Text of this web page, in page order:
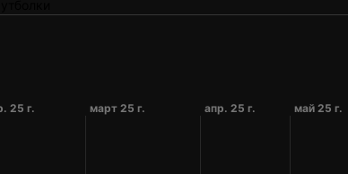
25 г. март 25 г. апр. 25 г. май 25 г.